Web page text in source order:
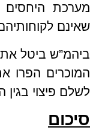
מערכת היחסים
שאינם
ביהמ”ש ביטל
המוכרים הפרו
לשלם פיצוי בגין
סיכום